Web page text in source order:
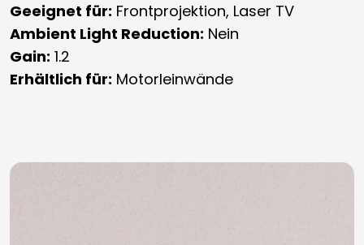
Geeignet für: Frontprojektion, Laser TV
Ambient Light Reduction: Nein
Gain: 1.2
Erhältlich für: Motorleinwände